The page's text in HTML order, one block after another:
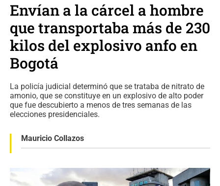
Envían a la cárcel a hombre
que transportaba más de 230
kilos del explosivo anfo en
Bogotá
La policía judicial determinó que se trataba de nitrato de
amonio, que se constituye en un explosivo de alto poder
que fue descubierto a menos de tres semanas de las
elecciones presidenciales.
Mauricio Collazos